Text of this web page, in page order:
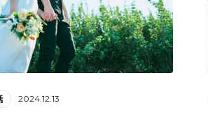
2024.12.13